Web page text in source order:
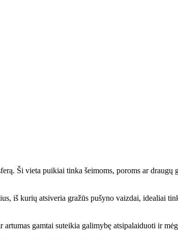
Ši vieta puikiai tinka šeimoms, poroms ar draugų
iš kurių atsiveria gražūs pušyno vaizdai, idealiai
gamtai suteikia galimybę atsipalaiduoti ir